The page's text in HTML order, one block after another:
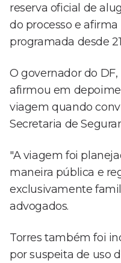
reserva oficial de
do processo e
programada desde
O governador do
afirmou em
viagem quando
Secretaria de
"A viagem foi
maneira pública e
exclusivamente
advogados.
Torres também foi
por suspeita de uso